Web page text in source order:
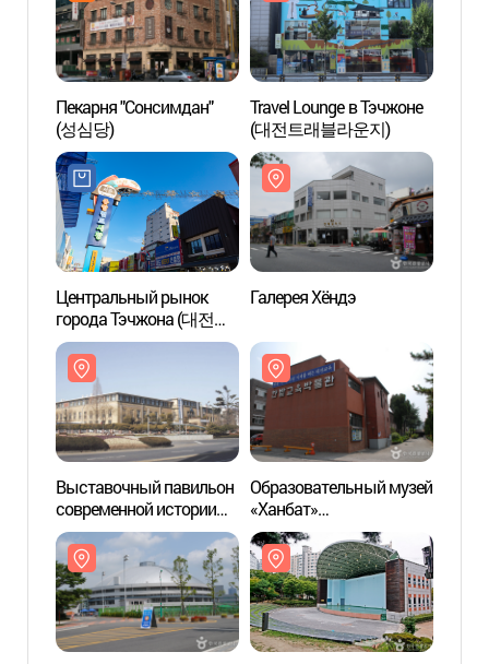
Пекарня "Сонсимдан"
(성심당)
Travel Lounge в Тэчжоне
(대전트래블라운지)
Центральный рынок
города Тэчжона (대전
중앙시장)
Галерея Хёндэ
Выставочный павильон
современной истории
Тэчжона (в прошлом
главное здание
Администрации
провинции Чхунчхон-
намдо)
(대전근현대사전시관(옛
Образовательный музей
«Ханбат»
(한밭교육박물관)